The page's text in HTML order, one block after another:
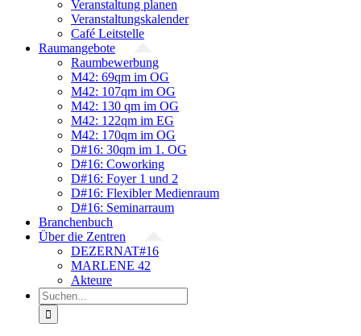
Veranstaltung planen
Veranstaltungskalender
Café Leitstelle
Raumangebote
Raumbewerbung
M42: 69qm im OG
M42: 107qm im OG
M42: 130 qm im OG
M42: 122qm im EG
M42: 170qm im OG
D#16: 30qm im 1. OG
D#16: Coworking
D#16: Foyer 1 und 2
D#16: Flexibler Medienraum
D#16: Seminarraum
Branchenbuch
Über die Zentren
DEZERNAT#16
MARLENE 42
Akteure
Suche
nach: